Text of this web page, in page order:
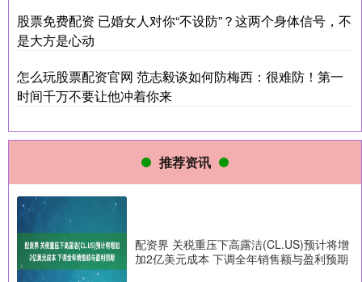
股票免费配资 已婚女人对你“不设防”？这两个身体信号，不
是大方是心动
怎么玩股票配资官网 范志毅谈如何防梅西：很难防！第一
时间千万不要让他冲着你来
推荐资讯
配资界 关税重压下高露洁(CL.US)预计将增
加2亿美元成本 下调全年销售额与盈利预期